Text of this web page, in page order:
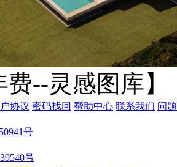
费--灵感图库】
协议 密码找回 帮助中心 联系我们 问
号
号